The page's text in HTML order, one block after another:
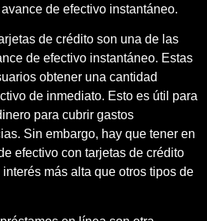
de efectivo instantáneo.
de crédito son una de las
de efectivo instantáneo. Estas
obtener una cantidad
de inmediato. Esto es útil para
para cubrir gastos
Sin embargo, hay que tener en
efectivo con tarjetas de crédito
más alta que otros tipos de